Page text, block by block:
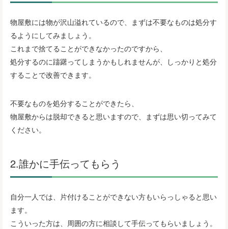
物屋敷には物が沢山溢れているので、まずは不要なものは処分す
るようにしてみましょう。
これまで捨てることができなかったのですから、
処分するのに躊躇ってしまうかもしれませんが、しっかりと処分
することで改善できます。
不要なものを処分することができたら、
物屋敷からは脱却できると思いますので、まずは思い切ってみて
ください。
2.誰かに手伝ってもらう
自分一人では、片付けることができない方もいらっしゃると思い
ます。
こういった方は、周囲の方に相談して手伝ってもらいましょう。